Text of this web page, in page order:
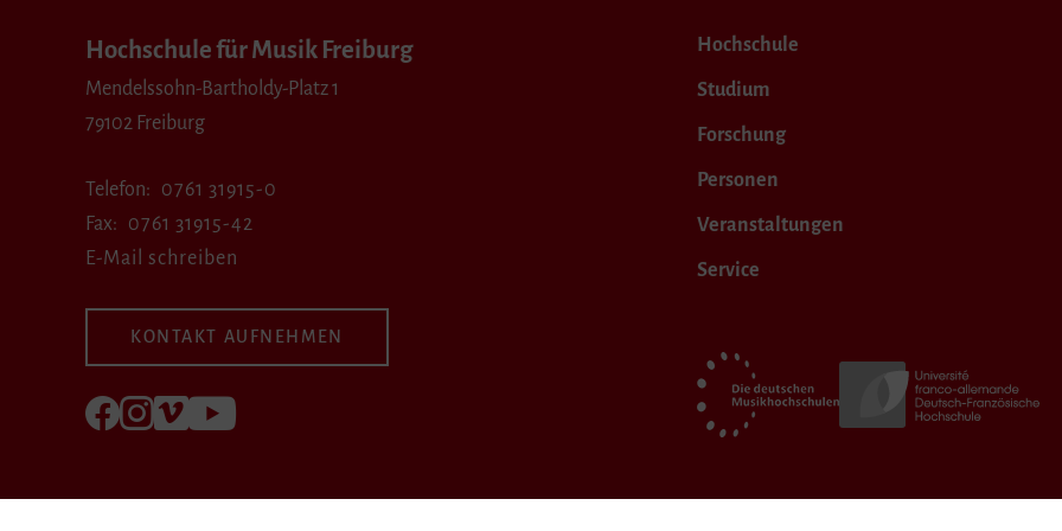
Hochschule für Musik Freiburg
Mendelssohn-Bartholdy-Platz 1
79102 Freiburg
Telefon
0761 31915-0
Fax
0761 31915-42
E-Mail schreiben
KONTAKT AUFNEHMEN
Folgen Sie uns auf Facebook
Folgen Sie uns auf Instagram
Besuchen Sie uns bei Vimeo
Hochschule
Studium
Forschung
Personen
Veranstaltungen
Service